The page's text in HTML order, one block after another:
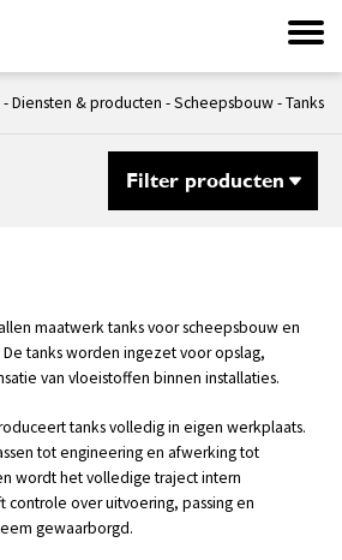
-Diensten & producten -Scheepsbouw-Tanks
Filter producten
maatwerk tanks voor scheepsbouw en
tanks worden ingezet voor opslag,
van vloeistoffen binnen installaties.
tanks volledig in eigen werkplaats.
tot engineering en afwerking tot
wordt het volledige traject intern
over uitvoering, passing en
gewaarborgd.